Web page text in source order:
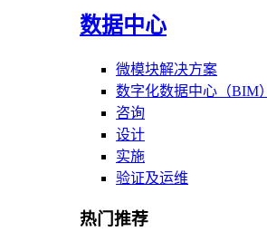
数据中心
微模块解决方案
数字化数据中心（BIM）
咨询
设计
实施
验证及运维
热门推荐